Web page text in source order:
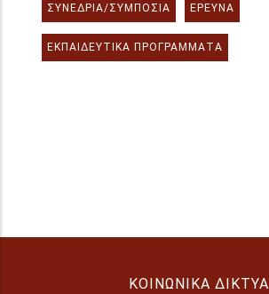
ΣΥΝΈΔΡΙΑ/ΣΥΜΠΌΣΙΑ ΈΡΕΥΝΑ
ΕΚΠΑΙΔΕΥΤΙΚΆ ΠΡΟΓΡΆΜΜΑΤΑ
ΚΟΙΝΩΝΙΚΆ ΔΊΚΤΥΑ